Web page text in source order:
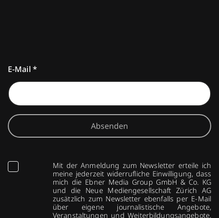
E-Mail *
Absenden
Mit der Anmeldung zum Newsletter erteile ich
meine jederzeit widerrufliche Einwilligung, dass
mich die Ebner Media Group GmbH & Co. KG
und die Neue Mediengesellschaft Zürich AG
zusätzlich zum Newsletter ebenfalls per E-Mail
über eigene journalistische Angebote,
Veranstaltungen und Weiterbildungsangebote,